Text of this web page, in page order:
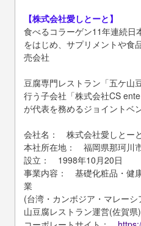
【株式会社愛しとーと】
食べるコラーゲン11年連続日
をはじめ、サプリメントや食
売会社
豆腐専門レストラン「五ケ山
行う子会社「株式会社CS
が代表を務めるジョイントベ
会社名： 株式会社愛しとー
本社所在地： 福岡県那珂川
設立： 1998年10⽉20日
事業内容： 基礎化粧品・健
業
(台湾・カンボジア・マレー
山豆腐レストラン運営(佐賀県)